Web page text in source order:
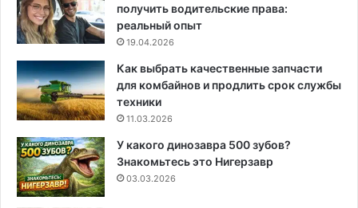
получить водительские права:
реальный опыт
19.04.2026
Как выбрать качественные запчасти
для комбайнов и продлить срок службы
техники
11.03.2026
У какого динозавра 500 зубов?
Знакомьтесь это Нигерзавр
03.03.2026